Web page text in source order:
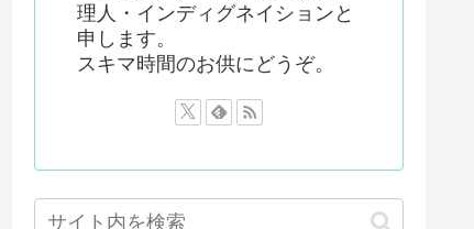
犯罪は殺人だけです。」←こ...
子に迎えるなら天皇の血を...
ったのか
数十人に性的接待。羨ま死刑
た国際試合の性的接待の全容...
代交代に失敗
理人・インディグネイションと
申します。
スキマ時間のお供にどうぞ。